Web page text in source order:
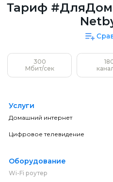
Тариф
300
Мбит/сек
Услуги
Домашний интернет
Цифровое телевидение
Оборудование
Wi-Fi роутер